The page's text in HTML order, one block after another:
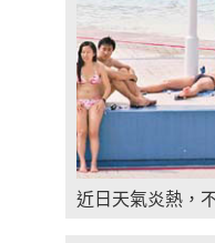
近日天氣炎熱，